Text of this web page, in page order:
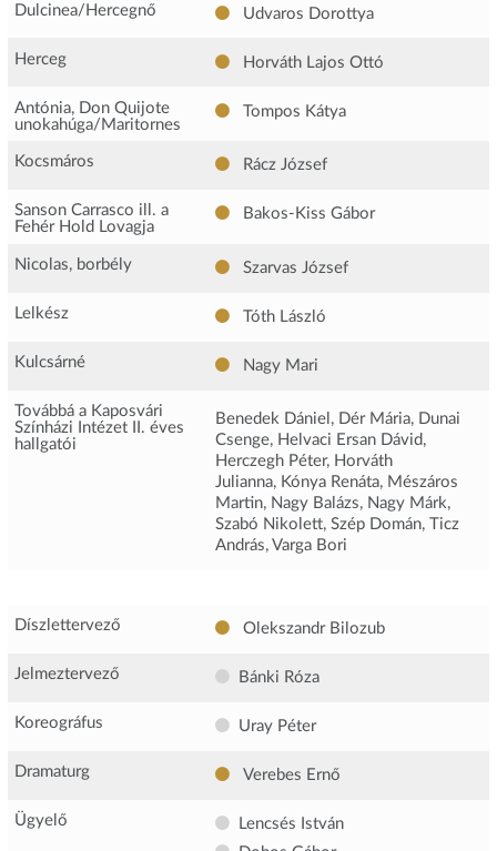
Dulcinea/Hercegnő Udvaros Dorottya
Herceg Horváth Lajos Ottó
Antónia, Don Quijote
unokahúga/Maritornes
Tompos Kátya
Kocsmáros Rácz József
Sanson Carrasco ill. a
Fehér Hold Lovagja
Bakos-Kiss Gábor
Nicolas, borbély Szarvas József
Lelkész Tóth László
Kulcsárné Nagy Mari
Továbbá a Kaposvári
Színházi Intézet II. éves
hallgatói
Benedek Dániel, Dér Mária, Dunai
Csenge, Helvaci Ersan Dávid,
Herczegh Péter, Horváth
Julianna, Kónya Renáta, Mészáros
Martin, Nagy Balázs, Nagy Márk,
Szabó Nikolett, Szép Domán, Ticz
András, Varga Bori
Díszlettervező Olekszandr Bilozub
Jelmeztervező Bánki Róza
Koreográfus Uray Péter
Dramaturg Verebes Ernő
Ügyelő
Lencsés István